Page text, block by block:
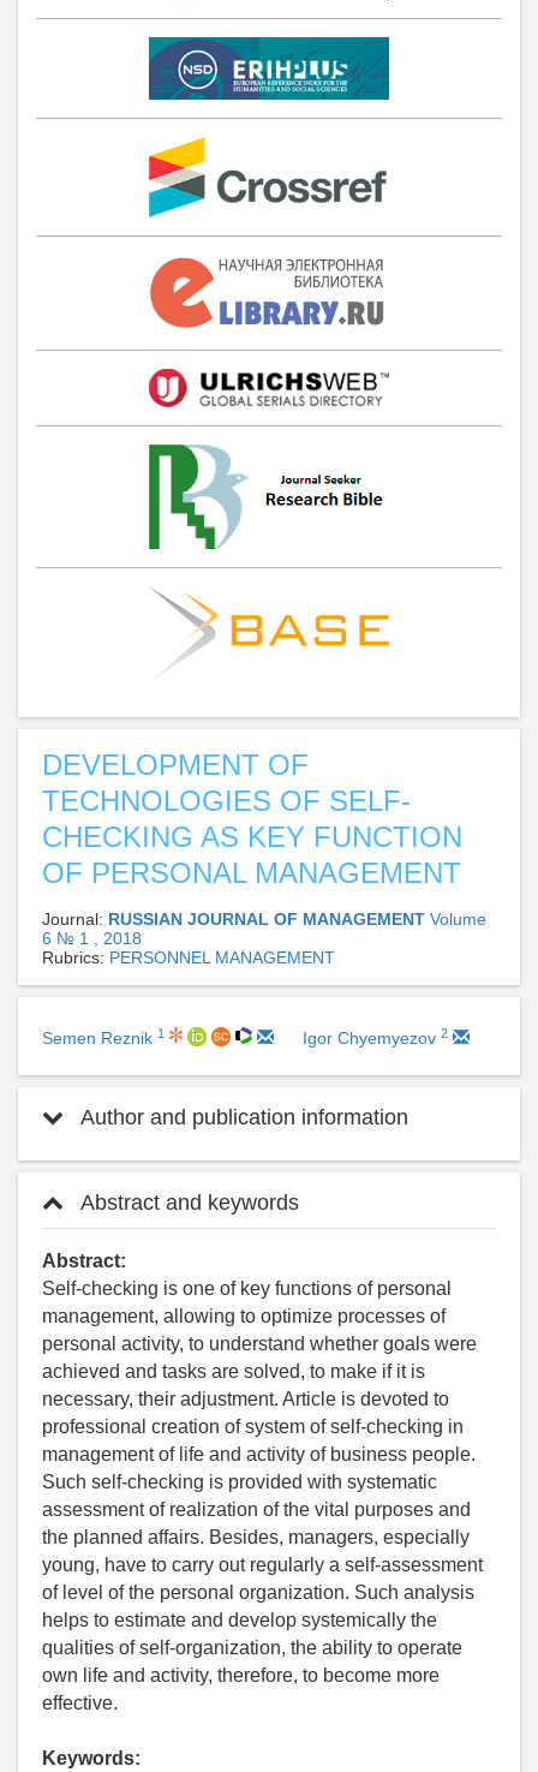
DEVELOPMENT OF
TECHNOLOGIES OF SELF-
CHECKING AS KEY FUNCTION
OF PERSONAL MANAGEMENT
Journal: RUSSIAN JOURNAL OF MANAGEMENT Volume
6 № 1 , 2018
Rubrics: PERSONNEL MANAGEMENT
Semen Reznik 1 Igor Chyemyezov 2
Author and publication information
Abstract and keywords
Abstract:
Self-checking is one of key functions of personal
management, allowing to optimize processes of
personal activity, to understand whether goals were
achieved and tasks are solved, to make if it is
necessary, their adjustment. Article is devoted to
professional creation of system of self-checking in
management of life and activity of business people.
Such self-checking is provided with systematic
assessment of realization of the vital purposes and
the planned affairs. Besides, managers, especially
young, have to carry out regularly a self-assessment
of level of the personal organization. Such analysis
helps to estimate and develop systemically the
qualities of self-organization, the ability to operate
own life and activity, therefore, to become more
effective.
Keywords: